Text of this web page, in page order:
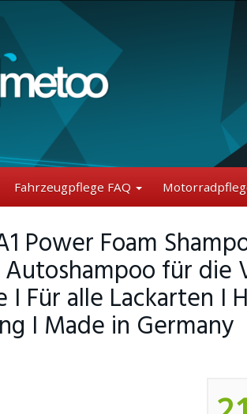
Fahrzeugpflege FAQ
Power Foam
Autoshampoo für die
I Für alle Lackarten I
I Made in Germany